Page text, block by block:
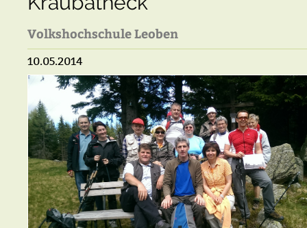
Volkshochschule Leoben
10.05.2014